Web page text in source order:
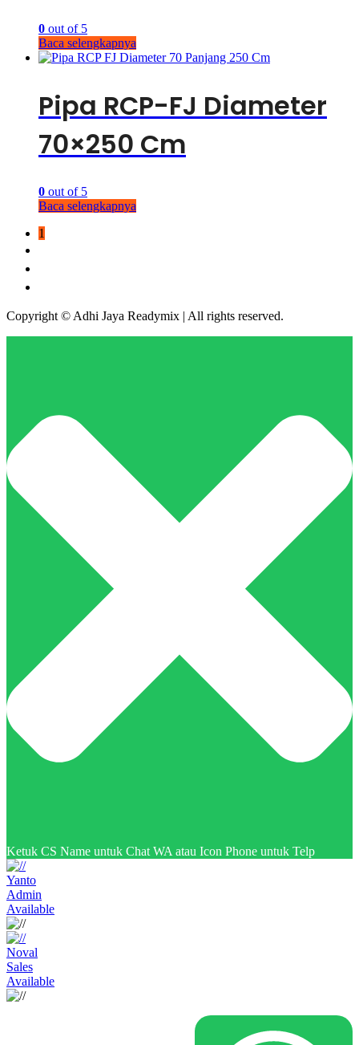
0 out of 5
Baca selengkapnya
Pipa RCP-FJ Diameter
70×250 Cm
0 out of 5
Baca selengkapnya
1
Copyright © Adhi Jaya Readymix | All rights reserved.
Ketuk CS Name untuk Chat WA atau Icon Phone untuk Telp
Yanto
Admin
Available
Noval
Sales
Available